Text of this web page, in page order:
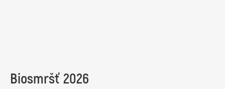
Biosmršť 2026